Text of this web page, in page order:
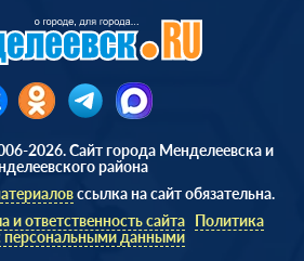
2026. Сайт города Менделеевска и
района
ссылка на сайт обязательна.
и ответственность сайта Политика
персональными данными